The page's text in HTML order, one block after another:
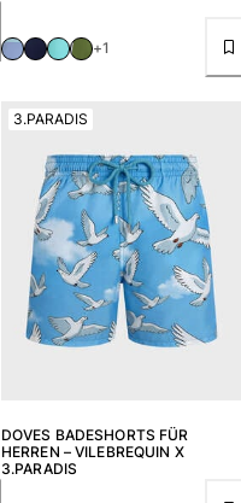
+1
DOVES BADESHORTS FÜR
HERREN – VILEBREQUIN X
3.PARADIS
3.PARADIS